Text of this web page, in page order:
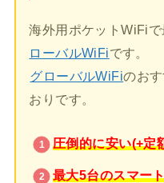
海外用ポケットWiFi
ローバルWiFiです。
グローバルWiFiのお
おりです。
圧倒的に安い(+定
最大5台のスマー